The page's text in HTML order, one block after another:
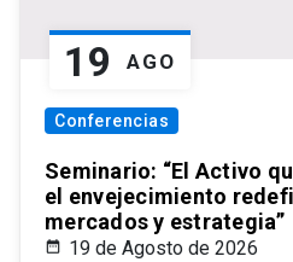
19 AGO
Conferencias
Seminario: “El Activo
el envejecimiento
mercados y estrategia”
19 de Agosto de 2026